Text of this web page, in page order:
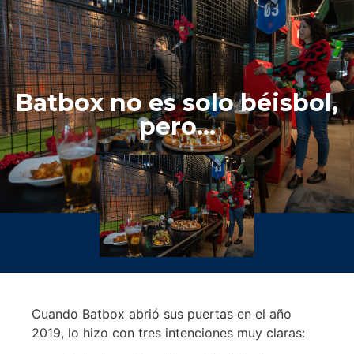
Batbox no es solo béisbol,
pero…
Cuando Batbox abrió sus puertas en el año
2019, lo hizo con tres intenciones muy claras: